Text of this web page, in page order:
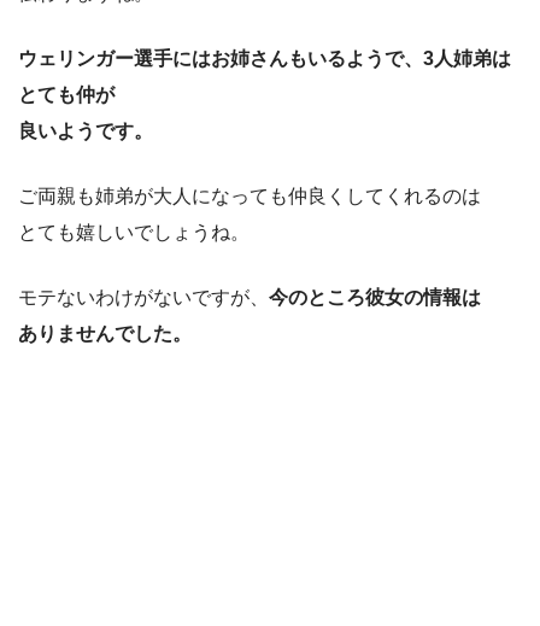
ウェリンガー選手にはお姉さんもいるようで、3人姉弟は
とても仲が
良いようです。
ご両親も姉弟が大人になっても仲良くしてくれるのは
とても嬉しいでしょうね。
モテないわけがないですが、 今のところ彼女の情報は
ありませんでした。